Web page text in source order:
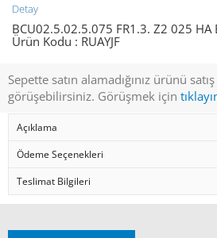
Detay
BCU02.5.02.5.075 FR1.3. Z2 025 HA
Ürün Kodu : RUAYJF
Sepette satın alamadığınız ürünü
görüşebilirsiniz. Görüşmek için
Açıklama
Ödeme Seçenekleri
Teslimat Bilgileri